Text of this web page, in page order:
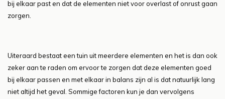
bij elkaar past en dat de elementen niet voor overlast of onrust gaan
zorgen.
Uiteraard bestaat een tuin uit meerdere elementen en het is dan ook
zeker aan te raden om ervoor te zorgen dat deze elementen goed
bij elkaar passen en met elkaar in balans zijn al is dat natuurlijk lang
niet altijd het geval. Sommige factoren kun je dan vervolgens